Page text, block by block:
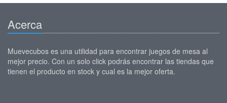
Acerca
Muevecubos es una utilidad para encontrar juegos de mesa al
mejor precio. Con un solo click podrás encontrar las tiendas que
tienen el producto en stock y cual es la mejor oferta.